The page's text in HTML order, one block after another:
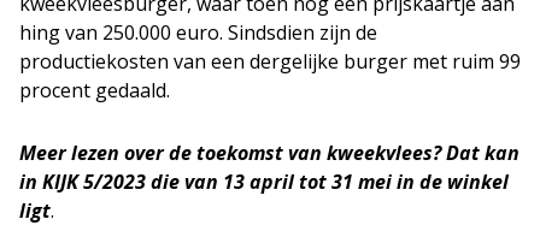
hing van 250.000 euro. Sindsdien zijn de
productiekosten van een dergelijke burger met ruim 99
procent gedaald.
Meer lezen over de toekomst van kweekvlees? Dat kan
in KIJK 5/2023 dievan 13 april tot 31 mei in de winkel
ligt.